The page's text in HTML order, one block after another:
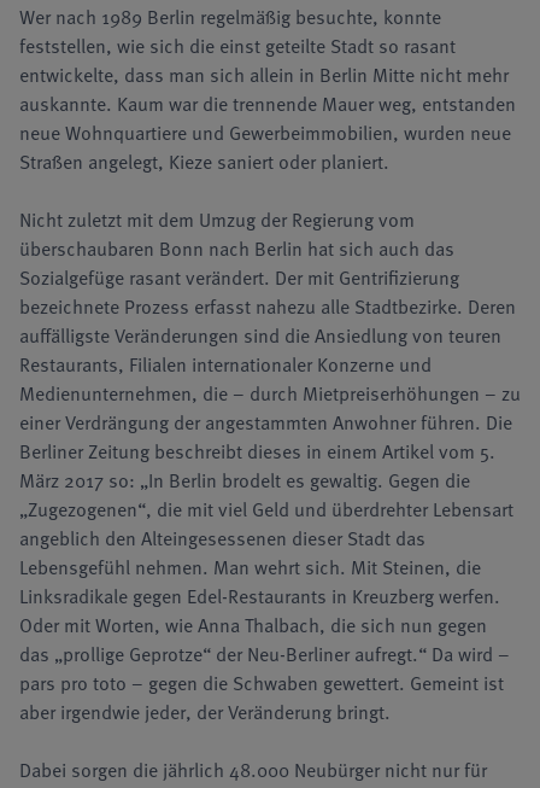
Wer nach 1989 Berlin regelmäßig besuchte, konnte
feststellen, wie sich die einst geteilte Stadt so rasant
entwickelte, dass man sich allein in Berlin Mitte nicht mehr
auskannte. Kaum war die trennende Mauer weg, entstanden
neue Wohnquartiere und Gewerbeimmobilien, wurden neue
Straßen angelegt, Kieze saniert oder planiert.
Nicht zuletzt mit dem Umzug der Regierung vom
überschaubaren Bonn nach Berlin hat sich auch das
Sozialgefüge rasant verändert. Der mit Gentrifizierung
bezeichnete Prozess erfasst nahezu alle Stadtbezirke. Deren
auffälligste Veränderungen sind die Ansiedlung von teuren
Restaurants, Filialen internationaler Konzerne und
Medienunternehmen, die – durch Mietpreiserhöhungen – zu
einer Verdrängung der angestammten Anwohner führen. Die
Berliner Zeitung beschreibt dieses in einem Artikel vom 5.
März 2017 so: „In Berlin brodelt es gewaltig. Gegen die
„Zugezogenen“, die mit viel Geld und überdrehter Lebensart
angeblich den Alteingesessenen dieser Stadt das
Lebensgefühl nehmen. Man wehrt sich. Mit Steinen, die
Linksradikale gegen Edel-Restaurants in Kreuzberg werfen.
Oder mit Worten, wie Anna Thalbach, die sich nun gegen
das „prollige Geprotze“ der Neu-Berliner aufregt.“ Da wird –
pars pro toto – gegen die Schwaben gewettert. Gemeint ist
aber irgendwie jeder, der Veränderung bringt.
Dabei sorgen die jährlich 48.000 Neubürger nicht nur für